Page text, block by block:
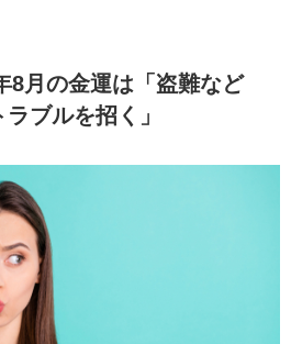
8月の金運は「盗難など
ブルを招く」